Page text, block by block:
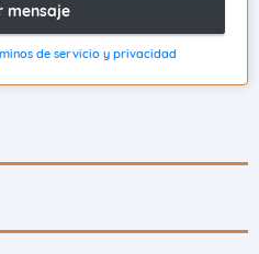
mensaje
de servicio y privacidad